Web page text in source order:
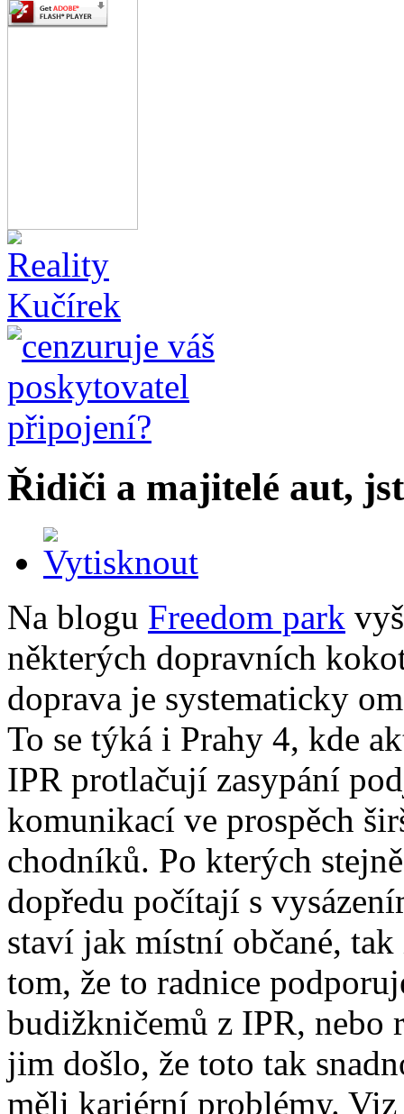
Řidiči a majitelé aut,
Na blogu Freedom park
některých dopravních
doprava je systematicky
To se týká i Prahy 4, kde
IPR protlačují zasypání
komunikací ve prospěch
chodníků. Po kterých
dopředu počítají s
staví jak místní občané,
tom, že to radnice
budižkničemů z IPR,
jim došlo, že toto tak
měli kariérní problémy.